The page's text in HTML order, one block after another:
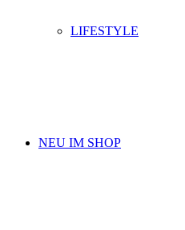
LIFESTYLE
NEU IM SHOP